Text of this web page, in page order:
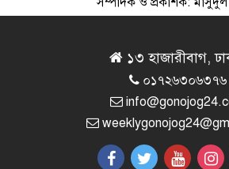
চীন-
অতিরিক্ত
বাড়ছে: যাত্রী
১৩ হাজারীবাগ,
০১৭২৬৩০৬৩৭৬